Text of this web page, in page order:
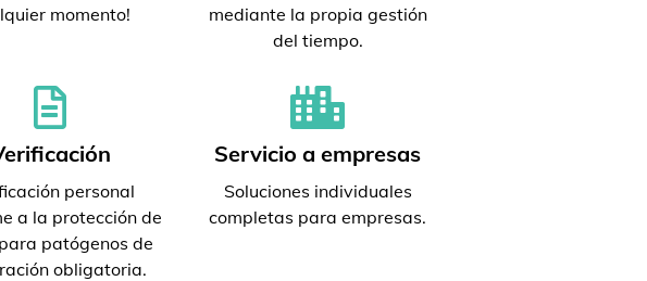
momento!
mediante la propia gestión
del tiempo.
personal
a la protección de
patógenos de
obligatoria.
Servicio a empresas
Soluciones individuales
completas para empresas.